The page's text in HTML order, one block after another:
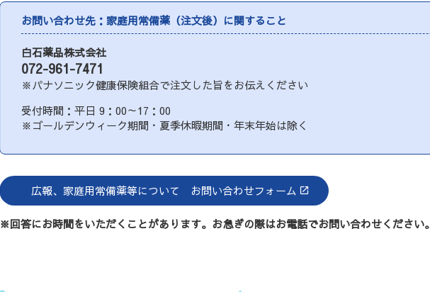
お問い合わせ先：家庭用常備薬（注文後）に関すること
白石薬品株式会社
072-961-7471
※パナソニック健康保険組合で注文した旨をお伝えください
受付時間：平日 9：00～17：00
※ゴールデンウィーク期間・夏季休暇期間・年末年始は除く
広報、家庭用常備薬等について お問い合わせフォーム
※回答にお時間をいただくことがあります。お急ぎの際はお電話でお問い合わせください。